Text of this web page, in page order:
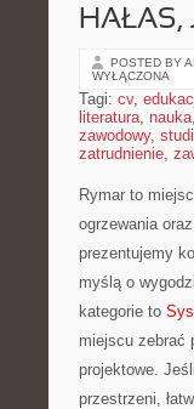
HAŁAS,
POSTED BY
WYŁĄCZONA
Tagi: cv,
literatura, nauka,
zawodowy,
zatrudnienie,
Rymar to
ogrzewania
prezentujemy
myślą o
kategorie to
miejscu zebrać
projektowe.
przestrzeni,